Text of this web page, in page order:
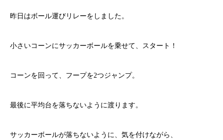
昨日はボール運びリレーをしました。
小さいコーンにサッカーボールを乗せて、スタート！
コーンを回って、フープを2つジャンプ。
最後に平均台を落ちないように渡ります。
サッカーボールが落ちないように、気を付けながら、